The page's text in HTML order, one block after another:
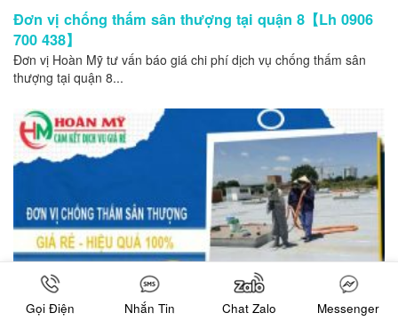
Đơn vị chống thấm sân thượng tại quận 8【Lh 0906
700 438】
Đơn vị Hoàn Mỹ tư vấn báo giá chi phí dịch vụ chống thấm sân
thượng tại quận 8...
Gọi Điện Nhắn Tin Chat Zalo Messenger